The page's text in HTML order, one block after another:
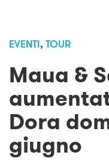
EVENTI, TOUR
Maua &
Dora
giugno